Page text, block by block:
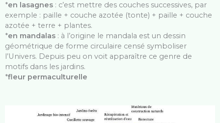
*en lasagnes : c’est mettre des couches successives, par
exemple : paille + couche azotée (tonte) + paille + couche
azotée + terre + plantes.
*en mandalas : à l’origine le mandala est un dessin
géométrique de forme circulaire censé symboliser
l’Univers. Depuis peu on voit apparaître ce genre de
motifs dans les jardins.
*fleur permaculturelle